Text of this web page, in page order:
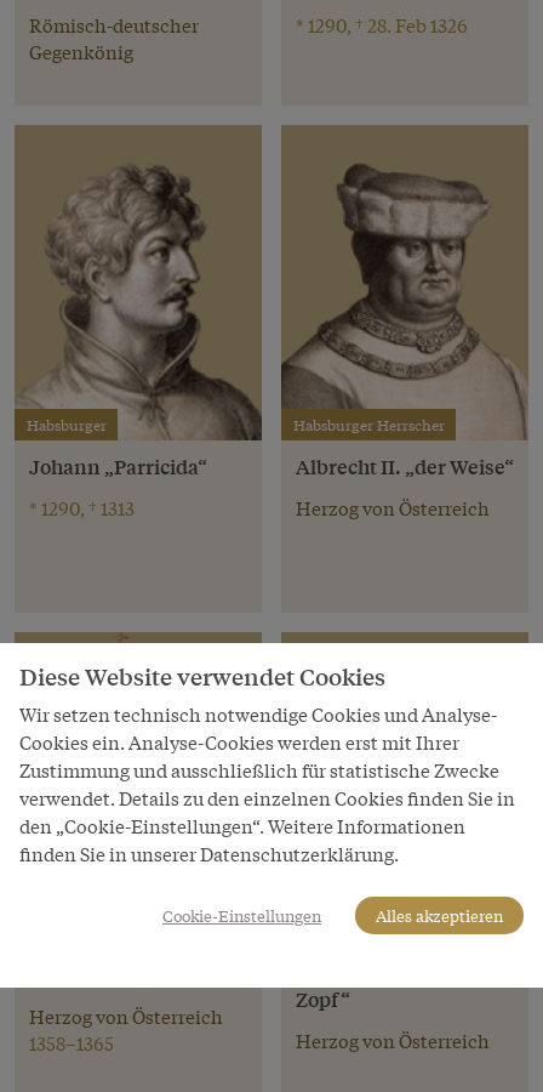
Römisch-deutscher
Gegenkönig
* 1290, † 28. Feb 1326
Habsburger
Johann „Parricida“
* 1290, † 1313
Habsburger Herrscher
Albrecht II. „der Weise“
Herzog von Österreich
Herzog von Österreich
1358–1365
Habsburger Herrscher
Zopf“
Herzog von Österreich
Diese Website verwendet Cookies
Wir setzen technisch notwendige Cookies und Analyse-
Cookies ein. Analyse-Cookies werden erst mit Ihrer
Zustimmung und ausschließlich für statistische Zwecke
verwendet. Details zu den einzelnen Cookies finden Sie in
den „Cookie-Einstellungen“. Weitere Informationen
finden Sie in unserer Datenschutzerklärung.
Cookie-Einstellungen Alles akzeptieren